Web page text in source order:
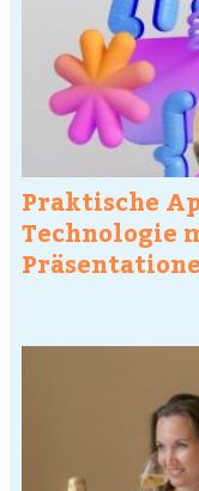
Praktische
Technologie